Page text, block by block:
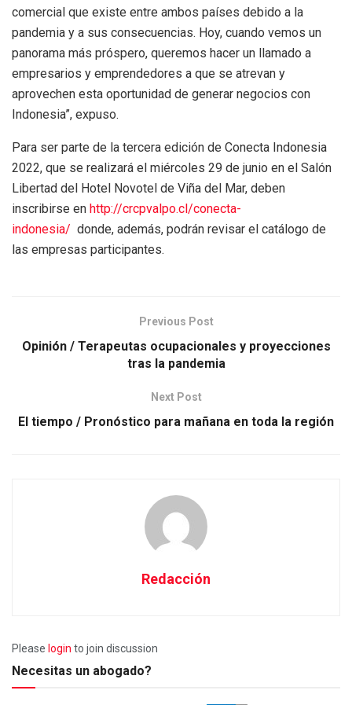
comercial que existe entre ambos países debido a la
pandemia y a sus consecuencias. Hoy, cuando vemos un
panorama más próspero, queremos hacer un llamado a
empresarios y emprendedores a que se atrevan y
aprovechen esta oportunidad de generar negocios con
Indonesia”, expuso.
Para ser parte de la tercera edición de Conecta Indonesia
2022, que se realizará el miércoles 29 de junio en el Salón
Libertad del Hotel Novotel de Viña del Mar, deben
inscribirse en http://crcpvalpo.cl/conecta-
indonesia/ donde, además, podrán revisar el catálogo de
las empresas participantes.
Previous Post
Opinión / Terapeutas ocupacionales y proyecciones
tras la pandemia
Next Post
El tiempo / Pronóstico para mañana en toda la región
Redacción
Please login to join discussion
Necesitas un abogado?